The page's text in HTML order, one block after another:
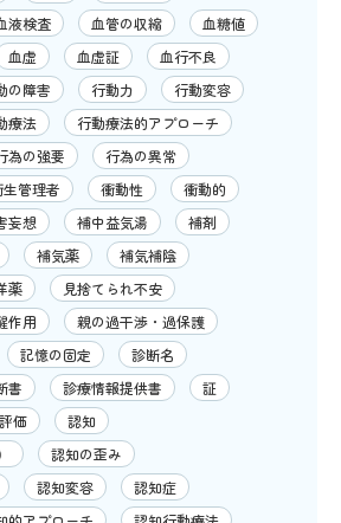
液検査 血管の収縮
血糖値
血虚 血虚証
血行不良
の障害 行動力
行動変容
療法
行動療法的アプローチ
為の強要
行為の異常
生管理者 衝動性
衝動的
妄想 補中益気湯
補剤
補気薬
補気補陰
薬
見捨てられ不安
作用
親の過干渉・過保護
記憶の固定
診断名
書 診療情報提供書
証
評価
認知
認知の歪み
認知変容
認知症